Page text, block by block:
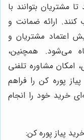
مشتریان بتوانند با
کنند. ارائه ضمانت و
اعتماد مشتریان و
می‌شود. همچنین،
امکان مشاوره تلفنی
پوره کن را فراهم
خرید خود را انجام
پیاز پوره کن: